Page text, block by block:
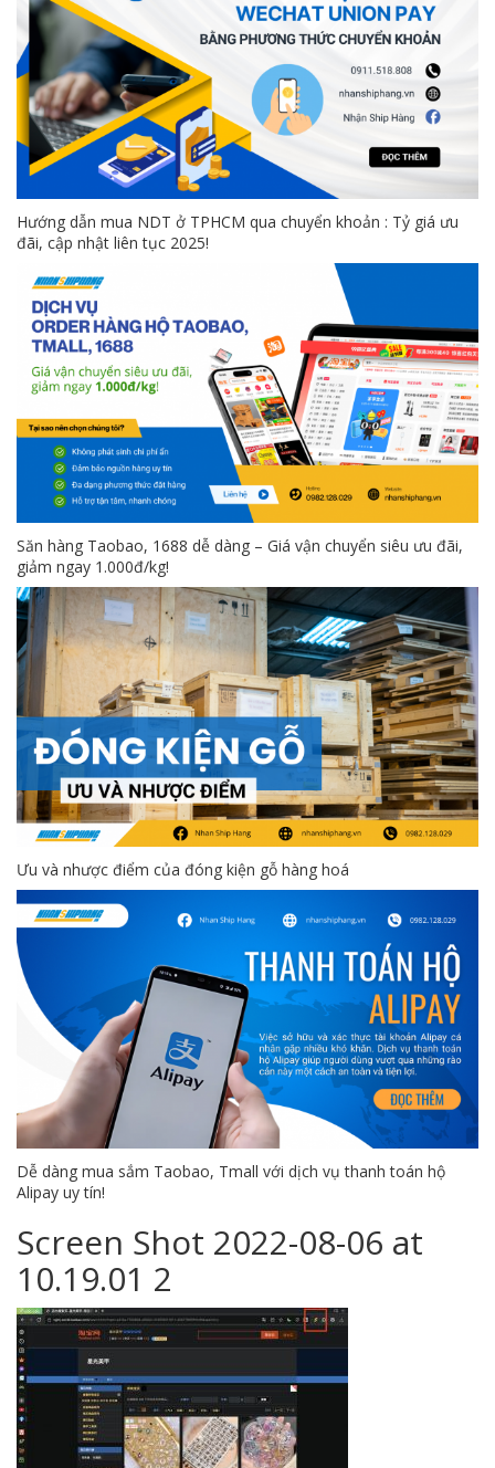
Hướng dẫn mua NDT ở TPHCM qua chuyển khoản : Tỷ giá ưu
đãi, cập nhật liên tục 2025!
Săn hàng Taobao, 1688 dễ dàng – Giá vận chuyển siêu ưu đãi,
giảm ngay 1.000đ/kg!
Ưu và nhược điểm của đóng kiện gỗ hàng hoá
Dễ dàng mua sắm Taobao, Tmall với dịch vụ thanh toán hộ
Alipay uy tín!
Screen Shot 2022-08-06 at
10.19.01 2